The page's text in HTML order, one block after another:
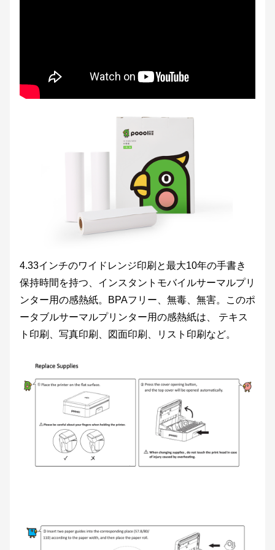
4.33インチのワイドレンジ印刷と最大10年の手書き
保持時間を持つ、インスタントモバイルサーマルプリ
ンター用の感熱紙。BPAフリー、無毒、無害。このポ
ータブルサーマルプリンター用の感熱紙は、
テキス
ト印刷、写真印刷、図面印刷、リスト印刷など。